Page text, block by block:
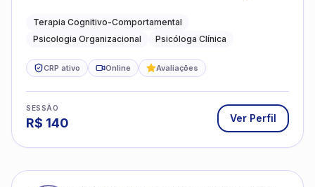
Terapia Cognitivo-Comportamental
Psicologia Organizacional
Psicóloga Clínica
CRP ativo Online Avaliações
SESSÃO
R$ 140 Ver Perfil